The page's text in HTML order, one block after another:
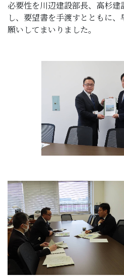
必要性を川辺建設部長、高杉
し、要望書を手渡すとともに
願いしてまいりました。